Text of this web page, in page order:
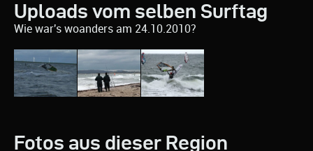
Uploads vom selben Surftag
Wie war's woanders am 24.10.2010?
Fotos aus dieser Region